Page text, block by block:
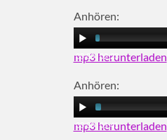
Anhören:
00:00 02:23
mp3 herunterladen
Anhören:
00:00 01:41
mp3 herunterladen